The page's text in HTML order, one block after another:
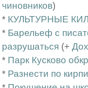
чиновников)
* КУЛЬТУРНЫЕ
* Барельеф с
разрушаться (+
* Парк Кусково
* Разнести по